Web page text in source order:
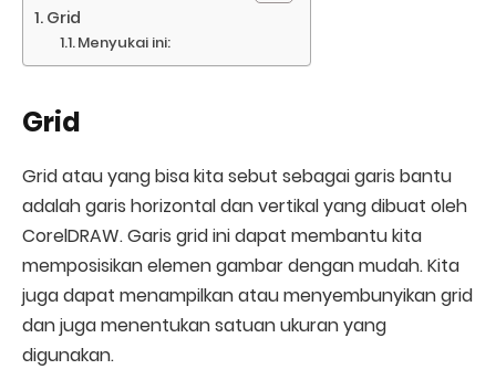
Grid
Menyukai ini:
Grid
Grid atau yang bisa kita sebut sebagai garis bantu
adalah garis horizontal dan vertikal yang dibuat oleh
CorelDRAW. Garis grid ini dapat membantu kita
memposisikan elemen gambar dengan mudah. Kita
juga dapat menampilkan atau menyembunyikan grid
dan juga menentukan satuan ukuran yang
digunakan.